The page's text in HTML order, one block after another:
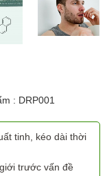
: DRP001
tinh, kéo dài thời
trước vấn đề